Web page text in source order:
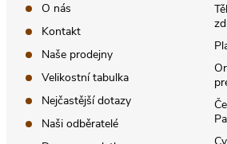
O nás
Kontakt
Naše prodejny
Velikostní tabulka
Nejčastější dotazy
Naši odběratelé